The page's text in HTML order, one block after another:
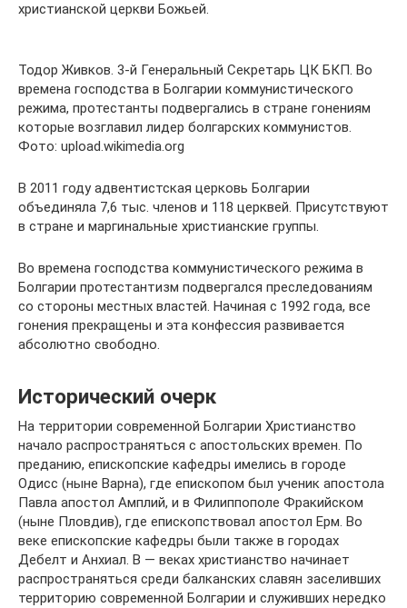
христианской церкви Божьей.
Тодор Живков. 3-й Генеральный Секретарь ЦК БКП. Во
времена господства в Болгарии коммунистического
режима, протестанты подвергались в стране гонениям
которые возглавил лидер болгарских коммунистов.
Фото: upload.wikimedia.org
В 2011 году адвентистская церковь Болгарии
объединяла 7,6 тыс. членов и 118 церквей. Присутствуют
в стране и маргинальные христианские группы.
Во времена господства коммунистического режима в
Болгарии протестантизм подвергался преследованиям
со стороны местных властей. Начиная с 1992 года, все
гонения прекращены и эта конфессия развивается
абсолютно свободно.
Исторический очерк
На территории современной Болгарии Христианство
начало распространяться с апостольских времен. По
преданию, епископские кафедры имелись в городе
Одисс (ныне Варна), где епископом был ученик апостола
Павла апостол Амплий, и в Филиппополе Фракийском
(ныне Пловдив), где епископствовал апостол Ерм. Во
веке епископские кафедры были также в городах
Дебелт и Анхиал. В — веках христианство начинает
распространяться среди балканских славян заселивших
территорию современной Болгарии и служивших нередко